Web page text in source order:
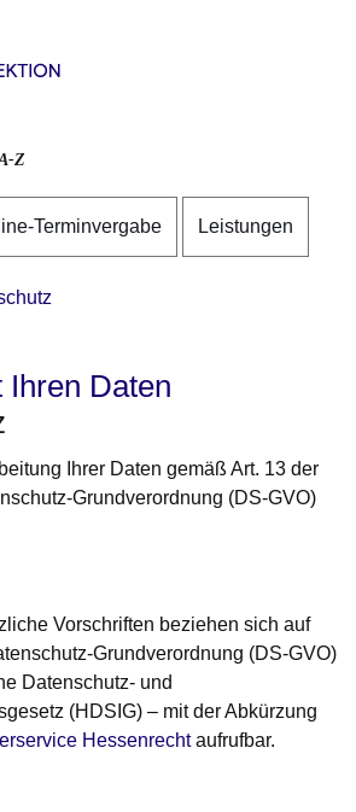
Z
Terminvergabe Leistungen
Ihren Daten
Ihrer Daten gemäß Art. 13 der
Grundverordnung (DS-GVO)
Vorschriften beziehen sich auf
Grundverordnung (DS-GVO)
Datenschutz- und
(HDSIG) – mit der Abkürzung
Hessenrecht
in einem neuen Fenster
aufrufbar.